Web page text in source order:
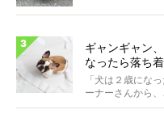
ギャンギャン
なったら落ち
「犬は２歳にな
ーナーさんから